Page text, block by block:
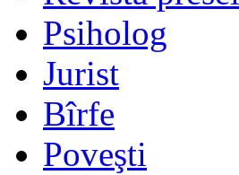
Psiholog
Jurist
Bîrfe
Poveşti